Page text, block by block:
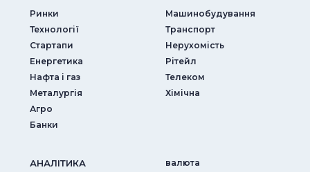
Ринки
Технології
Стартапи
Енергетика
Нафта і газ
Металургія
Агро
Банки
Машинобудування
Транспорт
Нерухомість
Рітейл
Телеком
Хімічна
АНАЛIТИКА
валюта